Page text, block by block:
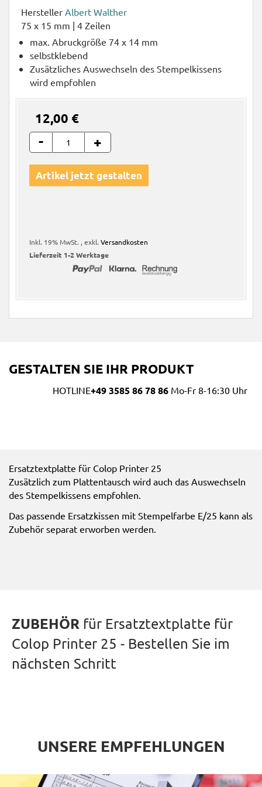
Hersteller Albert Walther
75 x 15 mm | 4 Zeilen
max. Abruckgröße 74 x 14 mm
selbstklebend
Zusätzliches Auswechseln des Stempelkissens
wird empfohlen
12,00 €
- +
Artikel jetzt gestalten
Inkl. 19% MwSt. , exkl. Versandkosten
Lieferzeit 1-2 Werktage
GESTALTEN SIE IHR PRODUKT
HOTLINE+49 3585 86 78 86 Mo-Fr 8-16:30 Uhr
Ersatztextplatte für Colop Printer 25
Zusätzlich zum Plattentausch wird auch das Auswechseln
des Stempelkissens empfohlen.
Das passende Ersatzkissen mit Stempelfarbe E/25 kann als
Zubehör separat erworben werden.
ZUBEHÖR für Ersatztextplatte für
Colop Printer 25 - Bestellen Sie im
nächsten Schritt
UNSERE EMPFEHLUNGEN